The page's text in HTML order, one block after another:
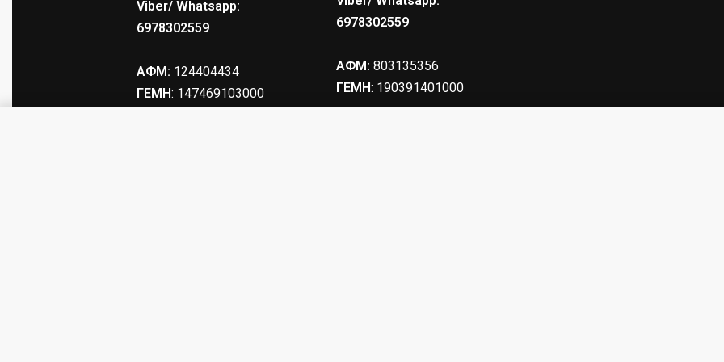
Viber/ Whatsapp:
6978302559
ΑΦΜ: 124404434
ΓΕΜΗ: 147469103000
6978302559
ΑΦΜ: 803135356
ΓΕΜΗ: 190391401000